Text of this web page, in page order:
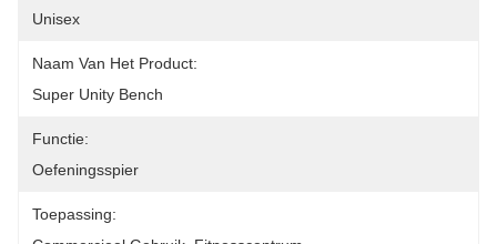
Unisex
Naam Van Het Product:
Super Unity Bench
Functie:
Oefeningsspier
Toepassing: